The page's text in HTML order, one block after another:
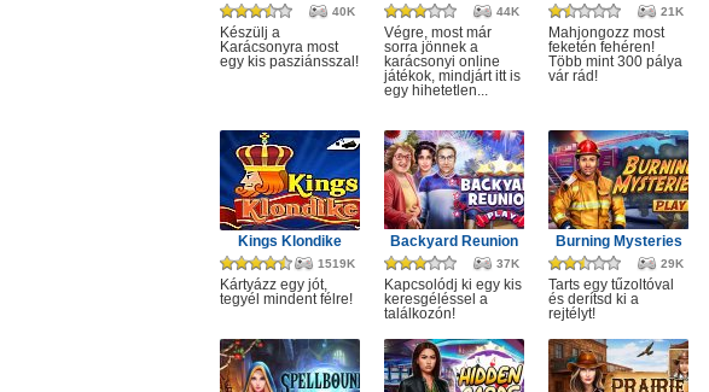
40K
Készülj a
Karácsonyra most
egy kis pasziánsszal!
44K
Végre, most már
sorra jönnek a
karácsonyi online
játékok, mindjárt itt is
egy hihetetlen...
21K
Mahjongozz most
feketén fehéren!
Több mint 300 pálya
vár rád!
Kings Klondike
1519K
Kártyázz egy jót,
tegyél mindent félre!
Backyard Reunion
37K
Kapcsolódj ki egy kis
keresgéléssel a
találkozón!
Burning Mysteries
29K
Tarts egy tűzoltóval
és derítsd ki a
rejtélyt!